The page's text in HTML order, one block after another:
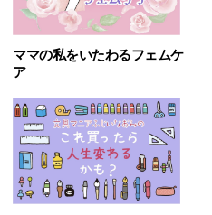
ママの私をいたわるフェムケ
ア